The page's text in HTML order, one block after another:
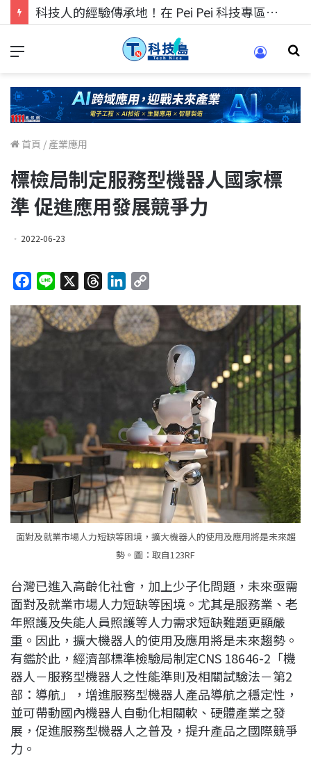
科技人找工作，就到TECH+ 科技專區!
首頁 / 產業應用
標檢局制定服務型機器人國家標
準 促進應用發展競爭力
2022-06-23
c
e
b
n
e
r
n
k
e
p
y
L
k
面對及就業市場人力短缺等困境，擴大機器人的使用及應用將是未來趨
勢。圖：取自123RF
台灣已進入高齡化社會，加上少子化問題，未來亟需
面對及就業市場人力短缺等困境。尤其是服務業、老
年照護及失能人員照護等人力需求短缺難題更顯嚴
重。因此，擴大機器人的使用及應用將是未來趨勢。
有鑑於此，經濟部標準檢驗局制定CNS 18646-2「機
器人－服務型機器人之性能準則及相關試驗法－第2
部：導航」，增進服務型機器人產品導航之穩定性，
並可帶動國內機器人自動化相關軟、硬體產業之發
展，促進服務型機器人之普及，提升產品之國際競爭
力。